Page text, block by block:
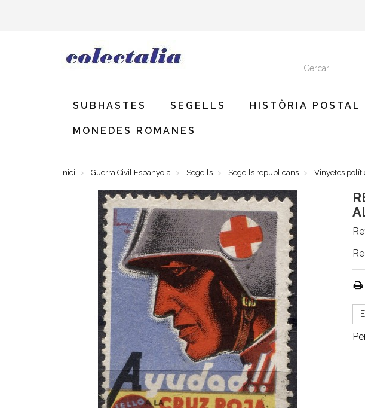
SUBHASTES SEGELLS HISTÒRIA POSTAL
MONEDES ROMANES
Inici Guerra Civil Espanyola Segells Segells republicans Vinyetes